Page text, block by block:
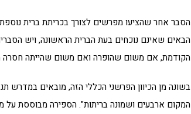
הסבר אחר שהציעו מפרשים לצורך בכריתת ברית
הבאים שאינם נוכחים בעת הברית הראשונה, ויש
הקודמת, אם משום שהופרה ואם משום שהייתה חסרה
בשונה מן הכיוון הפרשני הכללי הזה, מובאים
המקום ארבעים ושמונה בריתות". הספירה מבוססת